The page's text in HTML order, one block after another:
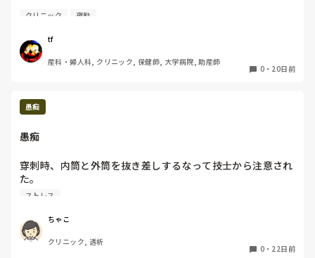
要するに、私みたいなペーペーの助産師と夜勤組むのイヤだ
なんでそんな遠回しなん
クリニック 夜勤
tf
産科・婦人科, クリニック, 保健師, 大学病院, 助産師
0・ 20日前
愚痴
愚痴
穿刺時、内筒と外筒を抜き差しするなって技士から注意され
た。
その後、院長が同じ内容を院内掲示板で注意喚起してた。
ほんとこのクリニックうざいなー。
ストレス
ちゃこ
クリニック, 透析
0・ 22日前